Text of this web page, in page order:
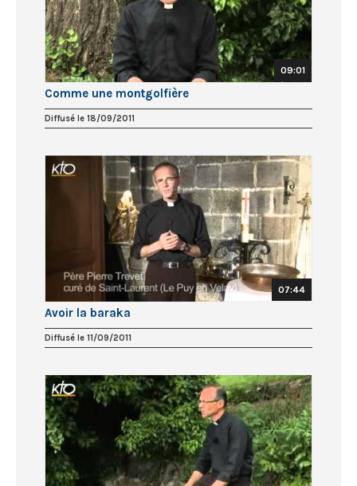
09:01
Comme une montgolfière
Diffusé le 18/09/2011
07:44
Avoir la baraka
Diffusé le 11/09/2011